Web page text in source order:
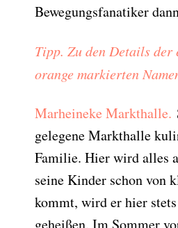
Bewegungsfanatiker
Tipp. Zu den Details der
orange markierten
Marheineke Markthalle.
gelegene Markthalle
Familie. Hier wird alles
seine Kinder schon von
kommt, wird er hier
geheißen. Im Sommer